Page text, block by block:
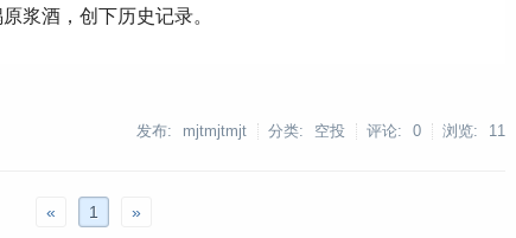
浆酒，创下历史记录。
发布: mjtmjtmjt
分类: 空投 评论: 0 浏览: 11
« 1 »